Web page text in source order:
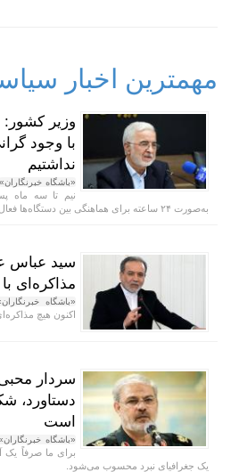
مهمترین اخبار
وزیر
با وجود
نداشتیم
«باشگاه خبرنگاران»
نیم تا سه ماه
به‌صورت ۲۴ ساعته برای هماهنگی بین دستگاه‌ها فعال بود.
سید عباس
مذاکره‌ای با
«باشگاه
اکنون هیچ
سردار
دستاورد،
است
«باشگاه
برای ما صرفاً یک
یک جغرافیای نبرد محسوب می‌شود.